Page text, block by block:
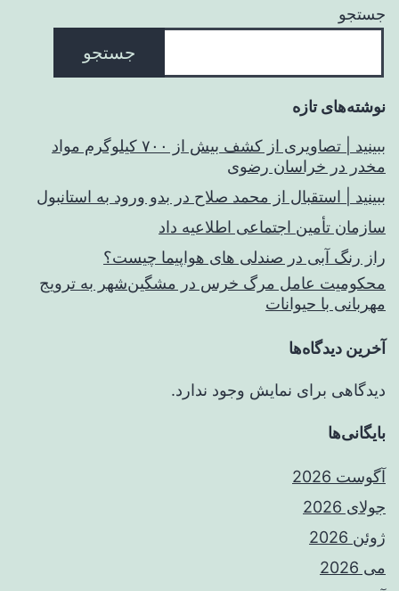
جستجو
جستجو
نوشته‌های تازه
ببینید | تصاویری از کشف بیش از ۷۰۰ کیلوگرم مواد
مخدر در خراسان رضوی
ببینید | استقبال از محمد صلاح در بدو ورود به استانبول
سازمان تأمین اجتماعی اطلاعیه داد
راز رنگ آبی در صندلی های هواپیما چیست؟
محکومیت عامل مرگ خرس در مشگین‌شهر به ترویج
مهربانی با حیوانات
آخرین دیدگاه‌ها
دیدگاهی برای نمایش وجود ندارد.
بایگانی‌ها
آگوست 2026
جولای 2026
ژوئن 2026
می 2026